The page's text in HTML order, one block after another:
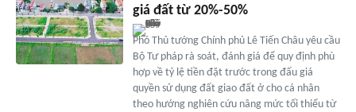
giá đất từ 20%-50%
Phó Thủ tướng Chính phủ Lê Tiến Châu yêu cầu
Bộ Tư pháp rà soát, đánh giá để quy định phù
hợp về tỷ lệ tiền đặt trước trong đấu giá
quyền sử dụng đất giao đất ở cho cá nhân
theo hướng nghiên cứu nâng mức tối thiểu từ